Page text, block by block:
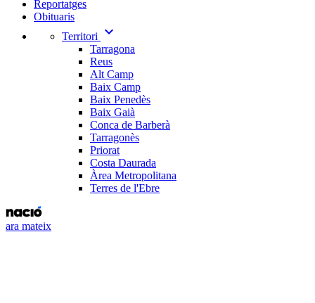
Reportatges
Obituaris
Territori
expand_more
Tarragona
Reus
Alt Camp
Baix Camp
Baix Penedès
Baix Gaià
Conca de Barberà
Tarragonès
Priorat
Costa Daurada
Àrea Metropolitana
Terres de l'Ebre
ara mateix